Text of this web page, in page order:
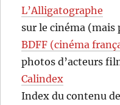
L’Alligatographe
sur le cinéma (mais
BDFF (cinéma
photos d’acteurs
Calindex
Index du contenu